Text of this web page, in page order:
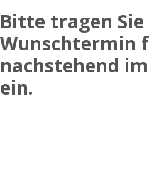
Bitte tragen
Wunschtermin
nachstehend
ein.